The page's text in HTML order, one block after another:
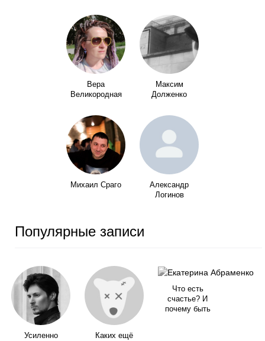
Вера
Великородная
Максим
Долженко
Михаил Сраго
Александр
Логинов
Популярные записи
Усиленно
Каких ещё
Что есть
счастье? И
почему быть